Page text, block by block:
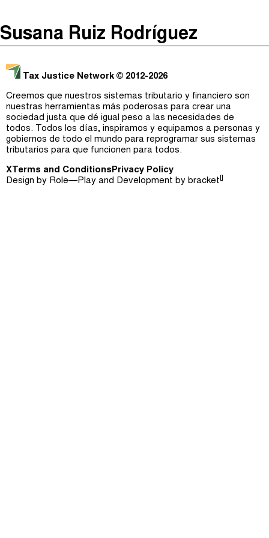
Justicia Impositiva
É Da Sua Conta
Impôts et Justice Sociale
The Corruption Diaries
Episodios (0)
Buscar
Susana Ruiz Rodríguez
Tax Justice Network © 2012-2026
Creemos que nuestros sistemas tributario y financiero son
nuestras herramientas más poderosas para crear una
sociedad justa que dé igual peso a las necesidades de
todos. Todos los días, inspiramos y equipamos a personas y
gobiernos de todo el mundo para reprogramar sus sistemas
tributarios para que funcionen para todos.
X Terms and ConditionsPrivacy Policy
Design by Role—Play and Development by bracket